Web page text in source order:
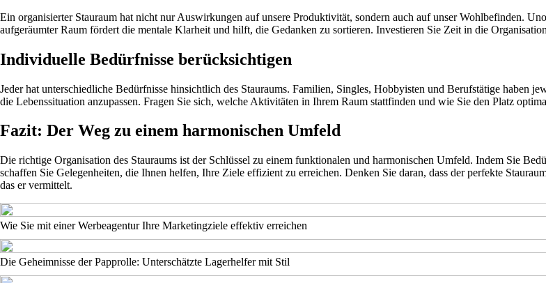
Ein organisierter Stauraum hat nicht nur Auswirkungen auf unsere Produktivität, sondern auch auf unser Wohlbefinden.
aufgeräumter Raum fördert die mentale Klarheit und hilft, die Gedanken zu sortieren. Investieren Sie Zeit in die
Individuelle Bedürfnisse berücksichtigen
Jeder hat unterschiedliche Bedürfnisse hinsichtlich des Stauraums. Familien, Singles, Hobbyisten und Berufstätige haben
die Lebenssituation anzupassen. Fragen Sie sich, welche Aktivitäten in Ihrem Raum stattfinden und wie Sie den Platz
Fazit: Der Weg zu einem harmonischen Umfeld
Die richtige Organisation des Stauraums ist der Schlüssel zu einem funktionalen und harmonischen Umfeld. Indem Sie
schaffen Sie Gelegenheiten, die Ihnen helfen, Ihre Ziele effizient zu erreichen. Denken Sie daran, dass der perfekte
das er vermittelt.
Wie Sie mit einer Werbeagentur Ihre Marketingziele effektiv erreichen
Die Geheimnisse der Papprolle: Unterschätzte Lagerhelfer mit Stil